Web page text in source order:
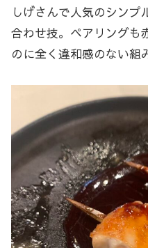
しげさんで人気のシンプ
合わせ技。ペアリングも
のに全く違和感のない組